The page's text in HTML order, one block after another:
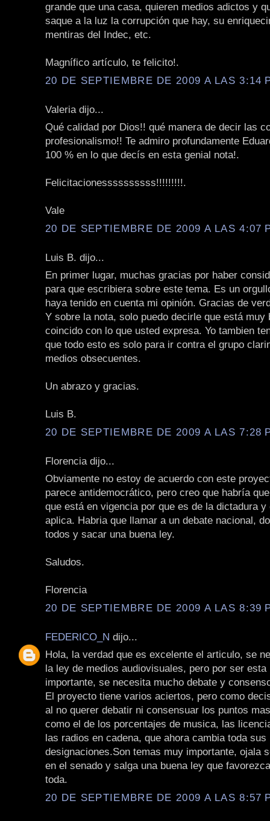
grande que una casa, quieren medios adictos y
saque a la luz la corrupción que hay, su
mentiras del Indec, etc.
Magnífico artículo, te felicito!.
20 DE SEPTIEMBRE DE 2009 A LAS 3:14
Valeria dijo...
Qué calidad por Dios!! qué manera de decir las
profesionalismo!! Te admiro profundamente
100 % en lo que decís en esta genial nota!.
Felicitacionessssssssss!!!!!!!!!.
Vale
20 DE SEPTIEMBRE DE 2009 A LAS 4:07
Luis B. dijo...
En primer lugar, muchas gracias por haber
para que escribiera sobre este tema. Es un
haya tenido en cuenta mi opinión. Gracias de
Y sobre la nota, solo puedo decirle que está muy
coincido con lo que usted expresa. Yo tambien
que todo esto es solo para ir contra el grupo
medios obsecuentes.
Un abrazo y gracias.
Luis B.
20 DE SEPTIEMBRE DE 2009 A LAS 7:28
Florencia dijo...
Obviamente no estoy de acuerdo con este
parece antidemocrático, pero creo que habría
que está en vigencia por que es de la dictadura
aplica. Habria que llamar a un debate nacional,
todos y sacar una buena ley.
Saludos.
Florencia
20 DE SEPTIEMBRE DE 2009 A LAS 8:39
FEDERICO_N dijo...
Hola, la verdad que es excelente el articulo, se
la ley de medios audiovisuales, pero por ser esta
importante, se necesita mucho debate y
El proyecto tiene varios aciertos, pero como
al no querer debatir ni consensuar los puntos
como el de los porcentajes de musica, las
las radios en cadena, que ahora cambia toda sus
designaciones.Son temas muy importante, ojala
en el senado y salga una buena ley que
toda.
20 DE SEPTIEMBRE DE 2009 A LAS 8:57